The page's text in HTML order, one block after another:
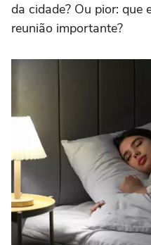
da cidade? Ou pior: que
reunião importante?